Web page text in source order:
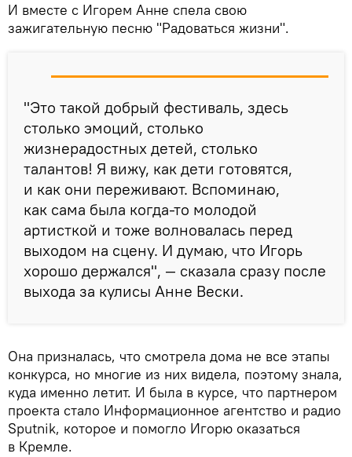
И вместе с Игорем Анне спела свою
зажигательную песню "Радоваться жизни".
"Это такой добрый фестиваль, здесь
столько эмоций, столько
жизнерадостных детей, столько
талантов! Я вижу, как дети готовятся,
и как они переживают. Вспоминаю,
как сама была когда-то молодой
артисткой и тоже волновалась перед
выходом на сцену. И думаю, что Игорь
хорошо держался", — сказала сразу после
выхода за кулисы Анне Вески.
Она призналась, что смотрела дома не все этапы
конкурса, но многие из них видела, поэтому знала,
куда именно летит. И была в курсе, что партнером
проекта стало Информационное агентство и радио
Sputnik, которое и помогло Игорю оказаться
в Кремле.